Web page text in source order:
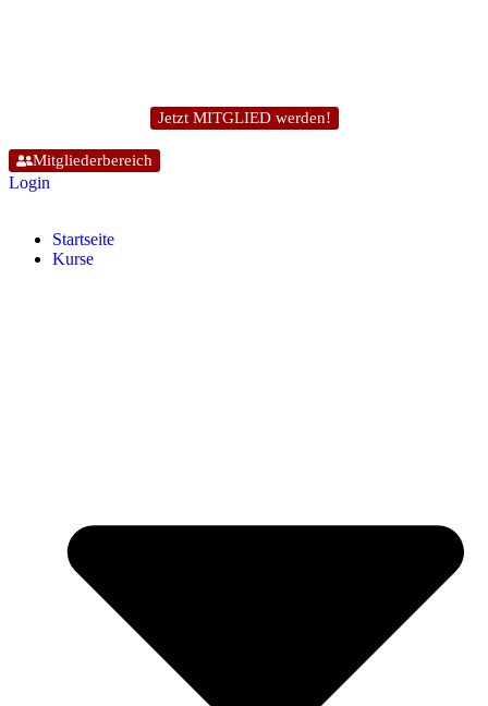
Jetzt MITGLIED werden!
Mitgliederbereich
Login
Start­sei­te
Kur­se